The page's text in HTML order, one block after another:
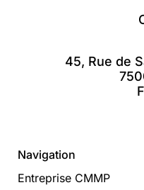
45, Rue de
Navigation
Entreprise CMMP